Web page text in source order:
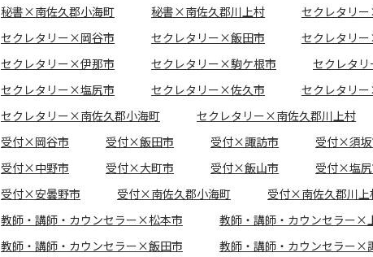
秘書×南佐久郡小海町
秘書×南佐久郡川上村 セクレタリ
セクレタリー×岡谷市
セクレタリー×飯田市 セクレタリ
セクレタリー×伊那市
セクレタリー×駒ケ根市 セクレタ
セクレタリー×塩尻市
セクレタリー×佐久市 セクレタリ
セクレタリー×南佐久郡小海町
セクレタリー×南佐久郡川上村
受付×岡谷市
受付×飯田市 受付×諏訪市 受付×須
受付×中野市
受付×大町市 受付×飯山市 受付×塩
受付×安曇野市
受付×南佐久郡小海町 受付×南佐久郡川上
教師・講師・カウンセラー×松本市
教師・講師・カウンセラー×
教師・講師・カウンセラー×飯田市
教師・講師・カウンセラー×